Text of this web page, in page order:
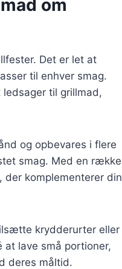
om
Det er let at
til enhver smag.
til grillmad,
og opbevares i flere
smag. Med en række
der komplementerer din
krydderurter eller
lave små portioner,
deres måltid.